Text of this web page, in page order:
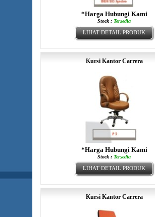
*Harga Hubungi Kami
Stock : Tersedia
LIHAT DETAIL PRODUK
Kursi Kantor Carrera
*Harga Hubungi Kami
Stock : Tersedia
LIHAT DETAIL PRODUK
Kursi Kantor Carrera